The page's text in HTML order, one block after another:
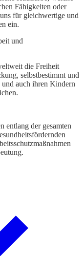
Fähigkeiten oder
für gleichwertige und
ein.
und
die Freiheit
selbstbestimmt und
auch ihren Kindern
entlang der gesamten